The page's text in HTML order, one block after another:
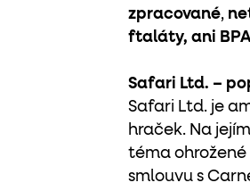
zpracované,
ftaláty, ani
Safari Ltd. –
Safari Ltd. je
hraček. Na
téma ohrožené
smlouvu s